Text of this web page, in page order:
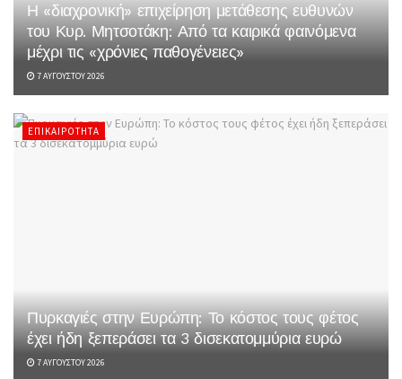
Η «διαχρονική» επιχείρηση μετάθεσης ευθυνών
του Κυρ. Μητσοτάκη: Από τα καιρικά φαινόμενα
μέχρι τις «χρόνιες παθογένειες»
7 ΑΥΓΟΎΣΤΟΥ 2026
ΕΠΙΚΑΙΡΌΤΗΤΑ
Πυρκαγιές στην Ευρώπη: Το κόστος τους φέτος
έχει ήδη ξεπεράσει τα 3 δισεκατομμύρια ευρώ
7 ΑΥΓΟΎΣΤΟΥ 2026